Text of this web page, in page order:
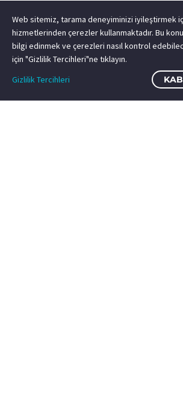
Web sitemiz, tarama deneyiminizi iyileştirmek
hizmetlerinden çerezler kullanmaktadır. Bu
bilgi edinmek ve çerezleri nasıl kontrol
için "Gizlilik Tercihleri"ne tıklayın.
Gizlilik Tercihleri